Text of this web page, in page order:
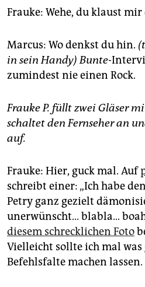
Frauke: Wehe, du klaust mir
Marcus: Wo denkst du hin.
in sein Handy) Bunte-
zumindest nie einen Rock.
Frauke P. füllt zwei Gläser
schaltet den Fernseher an
auf.
Frauke: Hier, guck mal. Auf
schreibt einer: „Ich habe
Petry ganz gezielt
unerwünscht... blabla...
diesem schrecklichen Foto
Vielleicht sollte ich mal was
Befehlsfalte machen lassen.